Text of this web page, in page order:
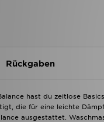
Rückgaben
hast du zeitlose
die für eine leichte
ausgestattet.